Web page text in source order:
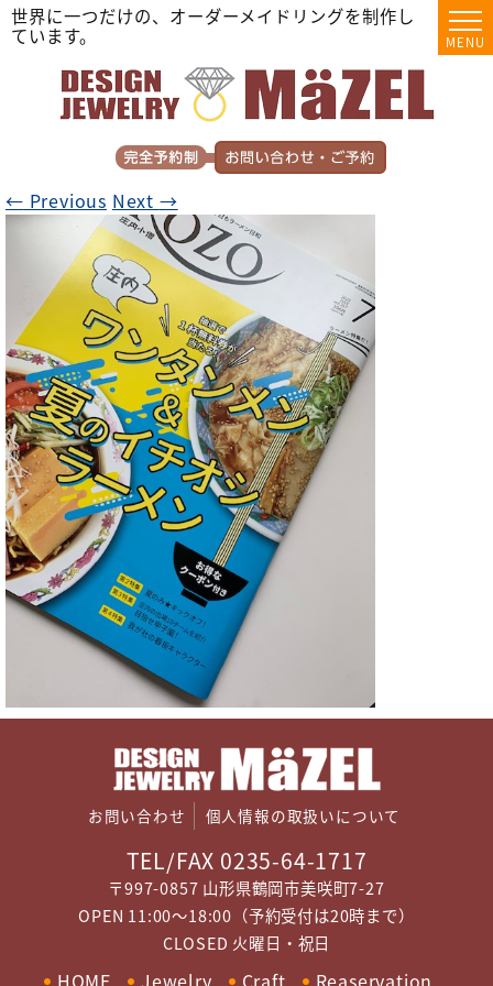
世界に一つだけの、オーダーメイドリングを制作し
ています。
MENU
← Previous Next →
お問い合わせ 個人情報の取扱いについて
TEL/FAX 0235-64-1717
〒997-0857 山形県鶴岡市美咲町7-27
OPEN 11:00～18:00（予約受付は20時まで）
CLOSED 火曜日・祝日
HOME Jewelry Craft Reaservation